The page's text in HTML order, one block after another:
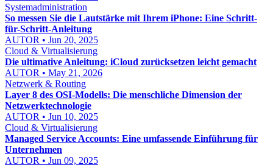
Systemadministration
So messen Sie die Lautstärke mit Ihrem iPhone: Eine Schritt-
für-Schritt-Anleitung
AUTOR • Jun 20, 2025
Cloud & Virtualisierung
Die ultimative Anleitung: iCloud zurücksetzen leicht gemacht
AUTOR • May 21, 2026
Netzwerk & Routing
Layer 8 des OSI-Modells: Die menschliche Dimension der
Netzwerktechnologie
AUTOR • Jun 10, 2025
Cloud & Virtualisierung
Managed Service Accounts: Eine umfassende Einführung für
Unternehmen
AUTOR • Jun 09, 2025